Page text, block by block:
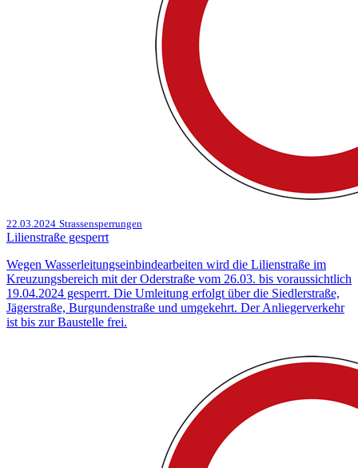
22.03.2024 Strassensperrungen
Lilienstraße gesperrt
Wegen Wasserleitungseinbindearbeiten wird die Lilienstraße im
Kreuzungsbereich mit der Oderstraße vom 26.03. bis voraussichtlich
19.04.2024 gesperrt. Die Umleitung erfolgt über die Siedlerstraße,
Jägerstraße, Burgundenstraße und umgekehrt. Der Anliegerverkehr
ist bis zur Baustelle frei.